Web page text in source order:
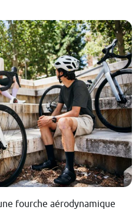
fourche aérodynamique